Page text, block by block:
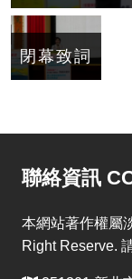
閉幕致詞
聯絡資訊
本網站著作權屬
Right Reserve.